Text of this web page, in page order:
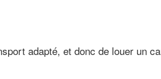
adapté, et donc de louer un